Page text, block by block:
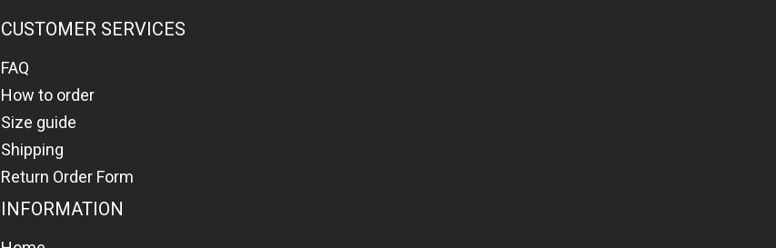
CUSTOMER SERVICES
FAQ
How to order
Size guide
Shipping
Return Order Form
INFORMATION